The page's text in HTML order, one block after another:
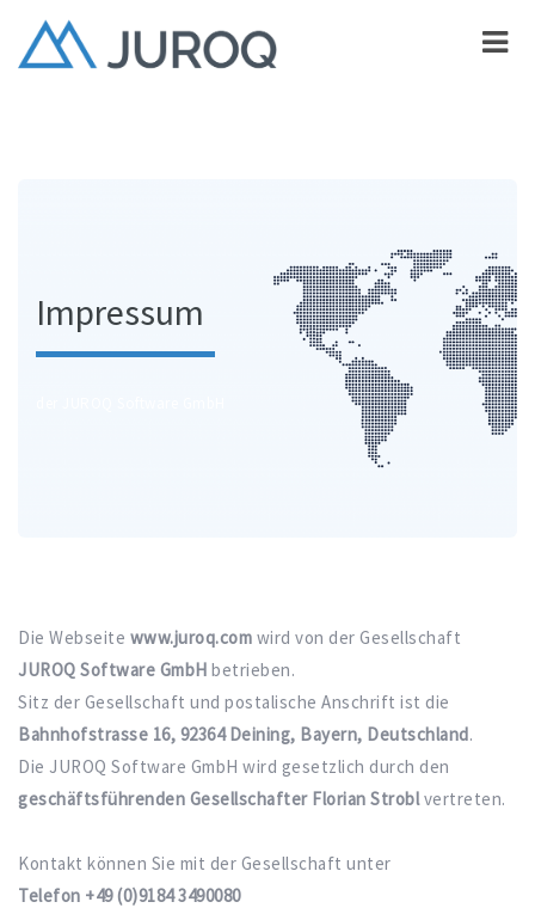
Impressum
Die Webseite www.juroq.com wird von der Gesellschaft
JUROQ Software GmbH betrieben.
Sitz der Gesellschaft und postalische Anschrift ist die
Bahnhofstrasse 16, 92364 Deining, Bayern, Deutschland.
Die JUROQ Software GmbH wird gesetzlich durch den
geschäftsführenden Gesellschafter Florian Stroblvertreten.
Kontakt können Sie mit der Gesellschaft unter
Telefon +49 (0)9184 3490080